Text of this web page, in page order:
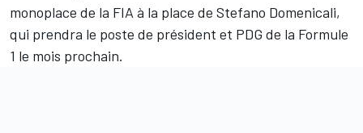
monoplace de la FIA à la place de Stefano Domenicali,
qui prendra le poste de président et PDG de la Formule
1 le mois prochain.